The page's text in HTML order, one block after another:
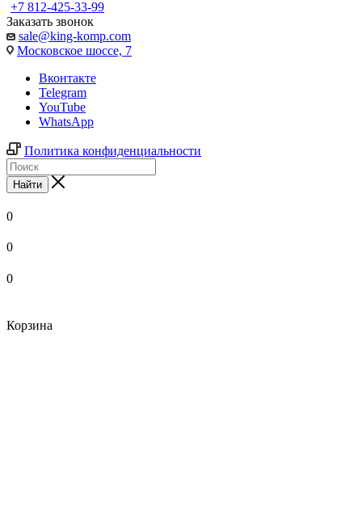
+7 812-425-33-99
Заказать звонок
sale@king-komp.com
Московское шоссе, 7
Вконтакте
Telegram
YouTube
WhatsApp
Политика конфиденциальности
Найти
0
0
0
Корзина